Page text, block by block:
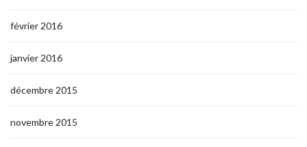
février 2016
janvier 2016
décembre 2015
novembre 2015